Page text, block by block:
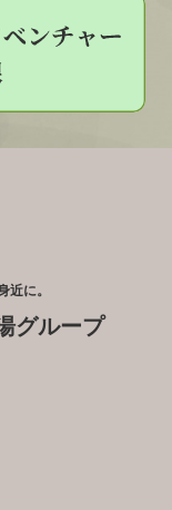
近に。
グループ